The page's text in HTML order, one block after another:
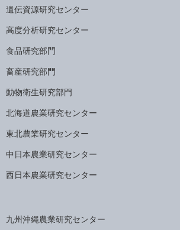
遺伝資源研究センター
高度分析研究センター
食品研究部門
畜産研究部門
動物衛生研究部門
北海道農業研究センター
東北農業研究センター
中日本農業研究センター
西日本農業研究センター
九州沖縄農業研究センター